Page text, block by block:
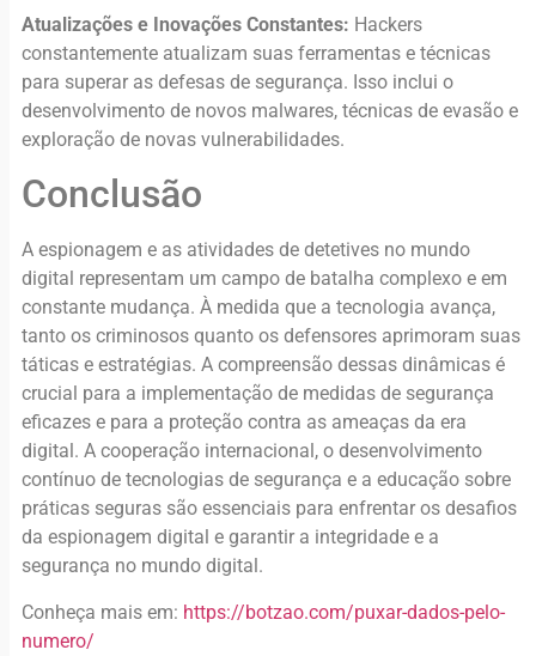
Atualizações e Inovações Constantes: Hackers
constantemente atualizam suas ferramentas e técnicas
para superar as defesas de segurança. Isso inclui o
desenvolvimento de novos malwares, técnicas de evasão e
exploração de novas vulnerabilidades.
Conclusão
A espionagem e as atividades de detetives no mundo
digital representam um campo de batalha complexo e em
constante mudança. À medida que a tecnologia avança,
tanto os criminosos quanto os defensores aprimoram suas
táticas e estratégias. A compreensão dessas dinâmicas é
crucial para a implementação de medidas de segurança
eficazes e para a proteção contra as ameaças da era
digital. A cooperação internacional, o desenvolvimento
contínuo de tecnologias de segurança e a educação sobre
práticas seguras são essenciais para enfrentar os desafios
da espionagem digital e garantir a integridade e a
segurança no mundo digital.
Conheça mais em: https://botzao.com/puxar-dados-pelo-
numero/